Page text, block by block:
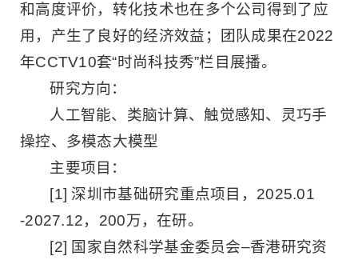
和高度评价，转化技术也在多个公司得到了应
用，产生了良好的经济效益；团队成果在2022
年CCTV10套“时尚科技秀”栏目展播。
研究方向：
人工智能、类脑计算、触觉感知、灵巧手
操控、多模态大模型
主要项目：
[1] 深圳市基础研究重点项目，2025.01
-2027.12，200万，在研。
[2] 国家自然科学基金委员会–香港研究资